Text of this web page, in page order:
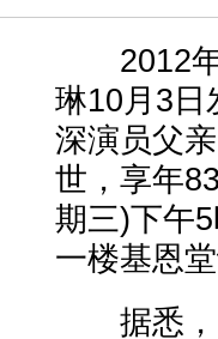
2012年
琳10月3日
深演员父
世，享年
期三)下午
一楼基恩
据悉，